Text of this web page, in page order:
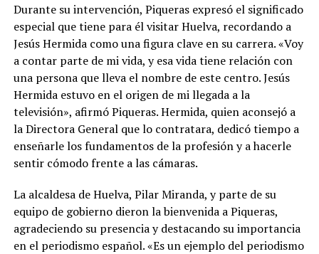
Durante su intervención, Piqueras expresó el significado
especial que tiene para él visitar Huelva, recordando a
Jesús Hermida como una figura clave en su carrera. «Voy
a contar parte de mi vida, y esa vida tiene relación con
una persona que lleva el nombre de este centro. Jesús
Hermida estuvo en el origen de mi llegada a la
televisión», afirmó Piqueras. Hermida, quien aconsejó a
la Directora General que lo contratara, dedicó tiempo a
enseñarle los fundamentos de la profesión y a hacerle
sentir cómodo frente a las cámaras.
La alcaldesa de Huelva, Pilar Miranda, y parte de su
equipo de gobierno dieron la bienvenida a Piqueras,
agradeciendo su presencia y destacando su importancia
en el periodismo español. «Es un ejemplo del periodismo